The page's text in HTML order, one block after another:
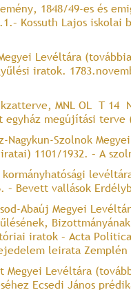
1848/49-es és
Kossuth Lajos
Levéltára
iratok.
MNL OL T 14
egyház megújítási
Nagykun-Szolnok
1101/1932. – A
kormányhatósági
– Bevett vallások
Abaúj Megyei
iratok – Acta
leirata Zemplén
Megyei Levéltára
Ecsedi János